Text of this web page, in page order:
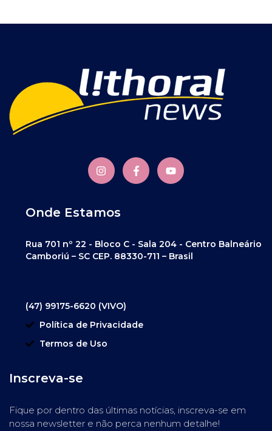
Onde Estamos
Rua 701 nº 22 - Bloco C - Sala 204 - Centro Balneário
Camboriú – SC CEP. 88330-711 – Brasil
(47) 99175-6620 (VIVO)
Política de Privacidade
Termos de Uso
Inscreva-se
Fique por dentro das últimas notícias, inscreva-se em
nossa newsletter e não perca nenhum detalhe!